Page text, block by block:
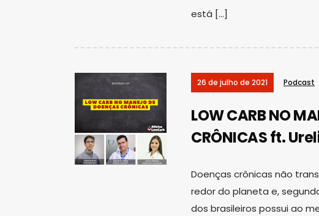
está […]
26 de julho de 2021 Podcast
LOW CARB NO
CRÔNICAS ft.
Doenças crônicas não
redor do planeta e,
dos brasileiros possui ao